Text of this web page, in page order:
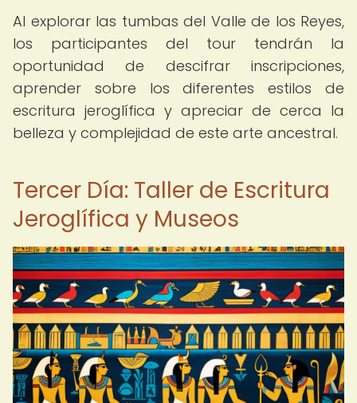
Al explorar las tumbas del Valle de los Reyes,
los participantes del tour tendrán la
oportunidad de descifrar inscripciones,
aprender sobre los diferentes estilos de
escritura jeroglífica y apreciar de cerca la
belleza y complejidad de este arte ancestral.
Tercer Día: Taller de Escritura
Jeroglífica y Museos